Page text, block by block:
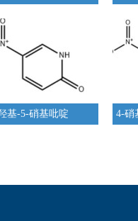
基-5-硝基吡啶 4-硝